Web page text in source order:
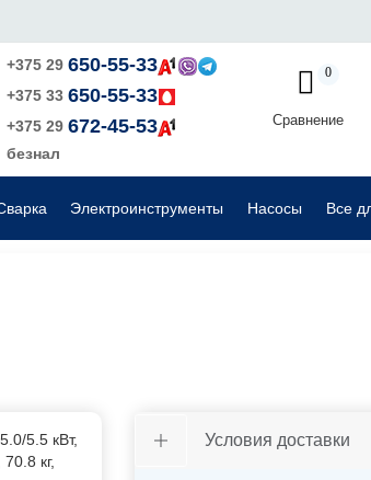
+375 29 650-55-33
+375 33 650-55-33
+375 29 672-45-53
безнал
0
Сравнение
Электроинструменты
машины
Насосы Все
5.5 кВт,
кг,
Условия доставки